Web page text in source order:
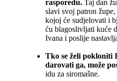
rasporedu. Taj dan
slavi svoj patron
kojoj će sudjelovati i
ću blagoslivljati kuće
Ivana i poslije
Tko se želi pokloniti
darovati ga, može
idu za siromašne.